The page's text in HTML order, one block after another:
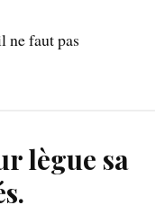
ne faut pas
lègue sa